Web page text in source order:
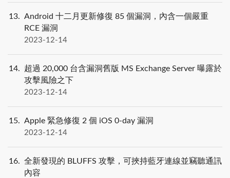
13
Android 十二月更新修復 85 個漏洞，內含一個嚴重
RCE 漏洞
2023-12-14
14
超過 20,000 台含漏洞舊版 MS Exchange Server 曝露於
攻擊風險之下
2023-12-14
15 Apple 緊急修復 2 個 iOS 0-day 漏洞
2023-12-14
16
全新發現的 BLUFFS 攻擊，可挾持藍牙連線並竊聽通訊
內容